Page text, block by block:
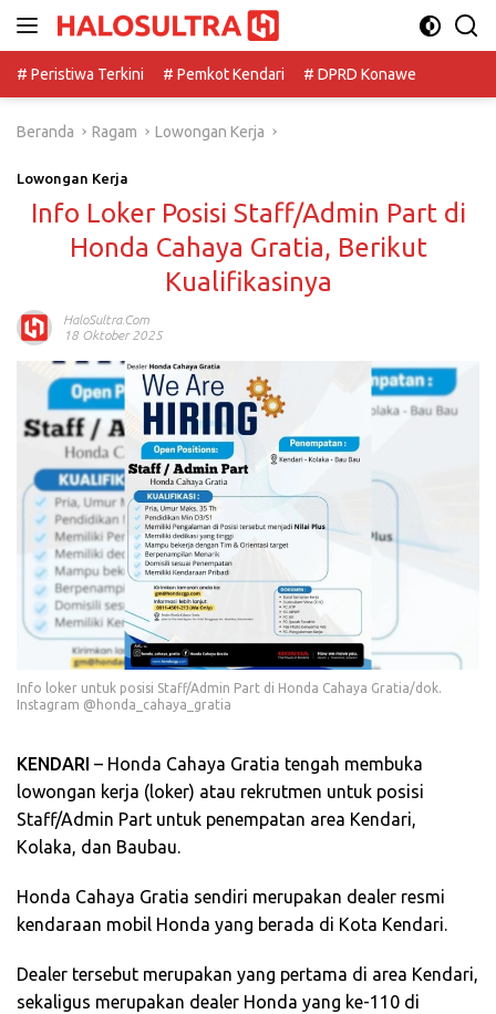
# Peristiwa Terkini
# Pemkot Kendari # DPRD Konawe
Beranda Ragam Lowongan Kerja
Lowongan Kerja
Info Loker Posisi Staff/Admin Part di
Honda Cahaya Gratia, Berikut
Kualifikasinya
HaloSultra.com
18 Oktober 2025
Info loker untuk posisi Staff/Admin Part di Honda Cahaya Gratia/dok.
Instagram @honda_cahaya_gratia
KENDARI – Honda Cahaya Gratia tengah membuka
lowongan kerja (loker) atau rekrutmen untuk posisi
Staff/Admin Part untuk penempatan area Kendari,
Kolaka, dan Baubau.
Honda Cahaya Gratia sendiri merupakan dealer resmi
kendaraan mobil Honda yang berada di Kota Kendari.
Dealer tersebut merupakan yang pertama di area Kendari,
sekaligus merupakan dealer Honda yang ke-110 di